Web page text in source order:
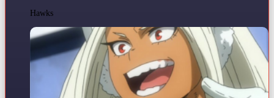
Hawks